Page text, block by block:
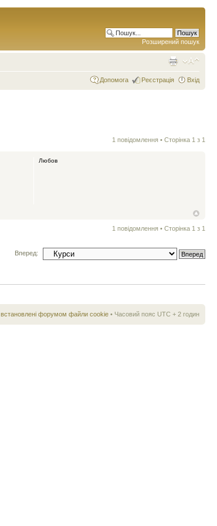
Розширений пошук
Допомога Реєстрація Вхід
1 повідомлення • Сторінка 1 з 1
Любов
1 повідомлення • Сторінка 1 з 1
Вперед:
встановлені форумом файли cookie • Часовий пояс UTC + 2 годин